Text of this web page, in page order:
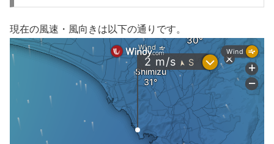
現在の風速・風向きは以下の通りです。